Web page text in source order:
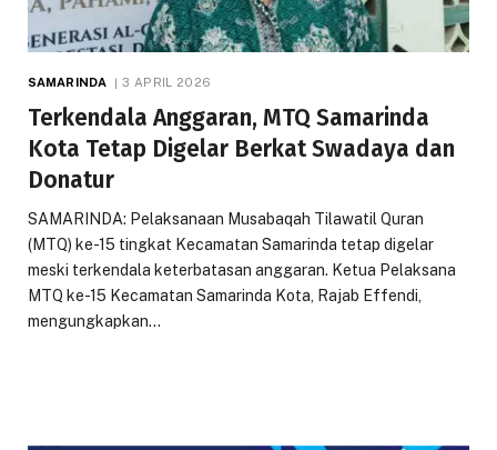
SAMARINDA 3 APRIL 2026
Terkendala Anggaran, MTQ Samarinda
Kota Tetap Digelar Berkat Swadaya dan
Donatur
SAMARINDA: Pelaksanaan Musabaqah Tilawatil Quran
(MTQ) ke-15 tingkat Kecamatan Samarinda tetap digelar
meski terkendala keterbatasan anggaran. Ketua Pelaksana
MTQ ke-15 Kecamatan Samarinda Kota, Rajab Effendi,
mengungkapkan…